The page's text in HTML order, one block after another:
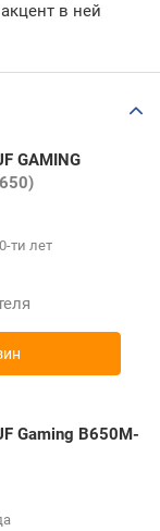
в ней
GAMING
ти лет
Gaming B650M-